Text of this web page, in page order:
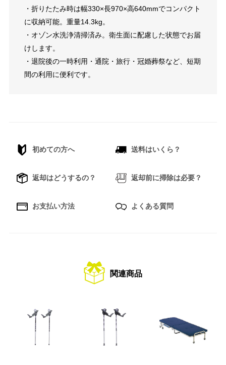
・折りたたみ時は幅330×長970×高640mmでコンパクト
に収納可能。重量14.3kg。
・オゾン水洗浄清掃済み。衛生面に配慮した状態でお届
けします。
・退院後の一時利用・通院・旅行・冠婚葬祭など、短期
間の利用に便利です。
初めての方へ 送料はいくら？
返却はどうするの？ 返却前に掃除は必要？
お支払い方法 よくある質問
関連商品